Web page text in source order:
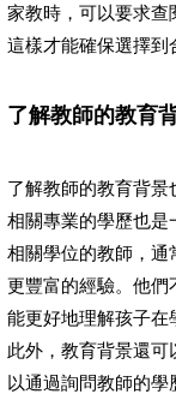
家教時，可以要求查
這樣才能確保選擇到
了解教師的教育
了解教師的教育背
相關專業的學歷也
相關學位的教師，通
更豐富的經驗。他們
能更好地理解孩子在
此外，教育背景還
以通過詢問教師的